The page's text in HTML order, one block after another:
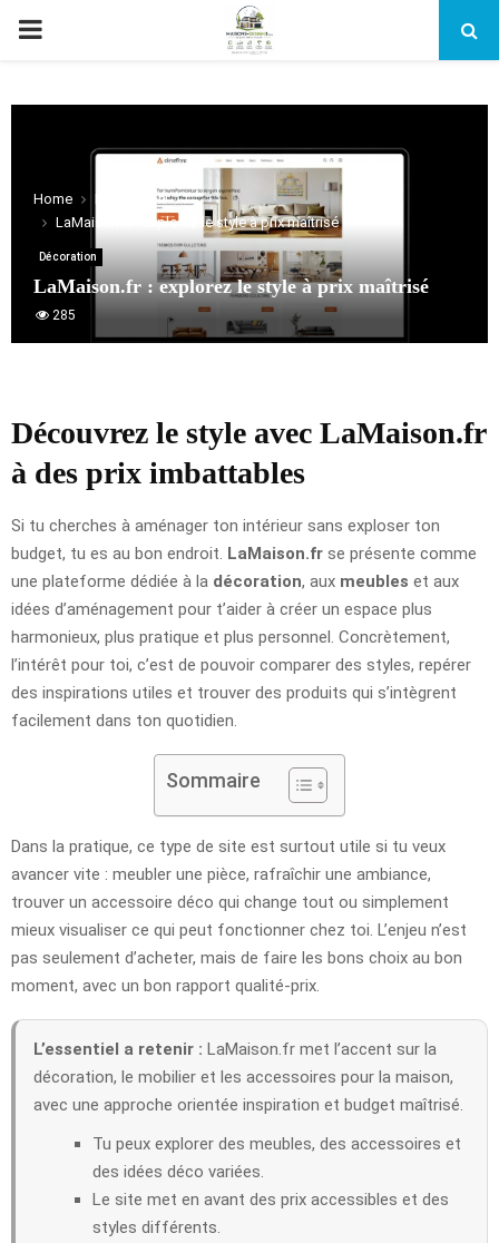
PRIMARY
Home
Décoration
LaMaison.fr : explorez le style à prix maîtrisé
Décoration
LaMaison.fr : explorez le style à prix maîtrisé
285
Découvrez le style avec LaMaison.fr
à des prix imbattables
Si tu cherches à aménager ton intérieur sans exploser ton
budget, tu es au bon endroit. LaMaison.fr se présente comme
une plateforme dédiée à la décoration, aux meubles et aux
idées d’aménagement pour t’aider à créer un espace plus
harmonieux, plus pratique et plus personnel. Concrètement,
l’intérêt pour toi, c’est de pouvoir comparer des styles, repérer
des inspirations utiles et trouver des produits qui s’intègrent
facilement dans ton quotidien.
Sommaire
Dans la pratique, ce type de site est surtout utile si tu veux
avancer vite : meubler une pièce, rafraîchir une ambiance,
trouver un accessoire déco qui change tout ou simplement
mieux visualiser ce qui peut fonctionner chez toi. L’enjeu n’est
pas seulement d’acheter, mais de faire les bons choix au bon
moment, avec un bon rapport qualité-prix.
L’essentiel a retenir : LaMaison.fr met l’accent sur la
décoration, le mobilier et les accessoires pour la maison,
avec une approche orientée inspiration et budget maîtrisé.
Tu peux explorer des meubles, des accessoires et
des idées déco variées.
Le site met en avant des prix accessibles et des
styles différents.